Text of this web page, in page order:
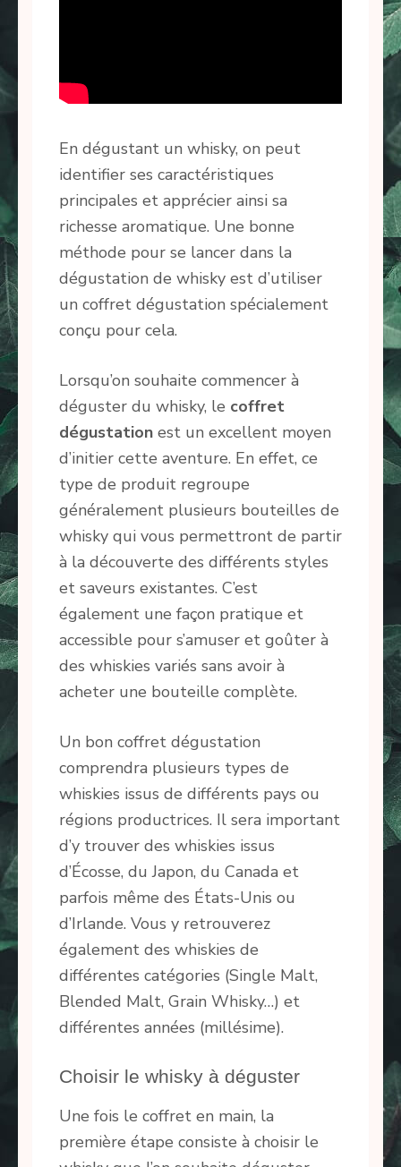
En dégustant un whisky, on peut
identifier ses caractéristiques
principales et apprécier ainsi sa
richesse aromatique. Une bonne
méthode pour se lancer dans la
dégustation de whisky est d’utiliser
un coffret dégustation spécialement
conçu pour cela.
Lorsqu’on souhaite commencer à
déguster du whisky, le coffret
dégustation est un excellent moyen
d’initier cette aventure. En effet, ce
type de produit regroupe
généralement plusieurs bouteilles de
whisky qui vous permettront de partir
à la découverte des différents styles
et saveurs existantes. C’est
également une façon pratique et
accessible pour s’amuser et goûter à
des whiskies variés sans avoir à
acheter une bouteille complète.
Un bon coffret dégustation
comprendra plusieurs types de
whiskies issus de différents pays ou
régions productrices. Il sera important
d’y trouver des whiskies issus
d’Écosse, du Japon, du Canada et
parfois même des États-Unis ou
d’Irlande. Vous y retrouverez
également des whiskies de
différentes catégories (Single Malt,
Blended Malt, Grain Whisky…) et
différentes années (millésime).
Choisir le whisky à déguster
Une fois le coffret en main, la
première étape consiste à choisir le